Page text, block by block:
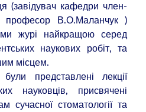
(завідувач кафедри член-
В.О.Маланчук )
журі найкращою серед
наукових робіт, та
місцем.
представлені лекції
науковців, присвячені
сучасної стоматології та